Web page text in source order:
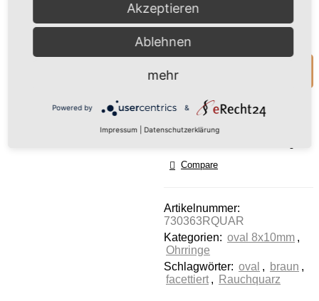
eines
Videoinhalte
kann Daten zu
sammeln. Bitte
Nicht vorrätig
Compare
Artikelnummer:
730363RQUAR
Kategorien: oval 8x10mm ,
Ohrringe
Schlagwörter: oval , braun ,
facettiert , Rauchquarz
Akzeptieren
Ablehnen
mehr
Powered by &
Impressum Datenschutzerklärung